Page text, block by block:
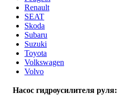
Renault
SEAT
Skoda
Subaru
Suzuki
Toyota
Volkswagen
Volvo
Насос гидроусилителя руля: